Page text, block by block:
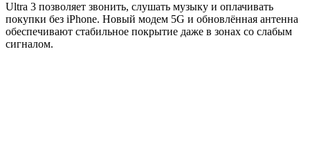
Ultra 3 позволяет звонить, слушать музыку и оплачивать
покупки без iPhone. Новый модем 5G и обновлённая антенна
обеспечивают стабильное покрытие даже в зонах со слабым
сигналом.